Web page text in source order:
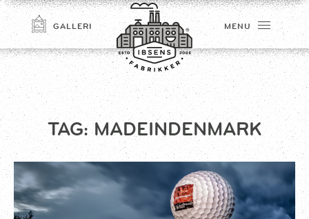
TILMELD
GALLERI MENU
TAG:MADEINDENMARK